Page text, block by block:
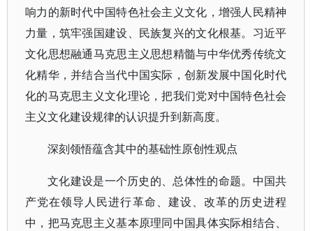
响力的新时代中国特色社会主义文化，增强人民精神
力量，筑牢强国建设、民族复兴的文化根基。习近平
文化思想融通马克思主义思想精髓与中华优秀传统文
化精华，并结合当代中国实际，创新发展中国化时代
化的马克思主义文化理论，把我们党对中国特色社会
主义文化建设规律的认识提升到新高度。
深刻领悟蕴含其中的基础性原创性观点
文化建设是一个历史的、总体性的命题。中国共
产党在领导人民进行革命、建设、改革的历史进程
中，把马克思主义基本原理同中国具体实际相结合、